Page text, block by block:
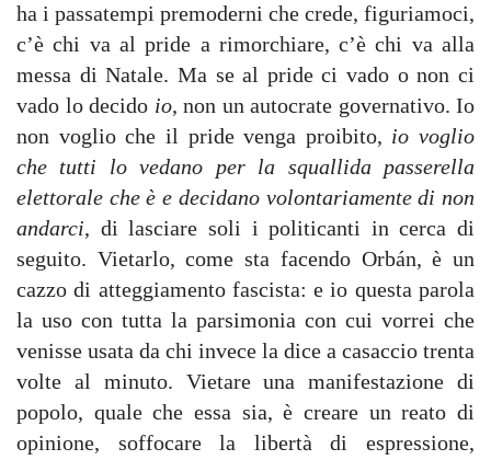
ha i passatempi premoderni che crede, figuriamoci,
c’è chi va al pride a rimorchiare, c’è chi va alla
messa di Natale. Ma se al pride ci vado o non ci
vado lo decido io, non un autocrate governativo. Io
non voglio che il pride venga proibito, io voglio
che tutti lo vedano per la squallida passerella
elettorale che è e decidano volontariamente di non
andarci, di lasciare soli i politicanti in cerca di
seguito. Vietarlo, come sta facendo Orbán, è un
cazzo di atteggiamento fascista: e io questa parola
la uso con tutta la parsimonia con cui vorrei che
venisse usata da chi invece la dice a casaccio trenta
volte al minuto. Vietare una manifestazione di
popolo, quale che essa sia, è creare un reato di
opinione, soffocare la libertà di espressione,